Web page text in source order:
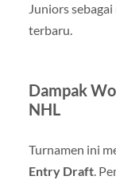
Juniors
terbaru.
Dampak
NHL
Turnamen ini
Entry Draft.